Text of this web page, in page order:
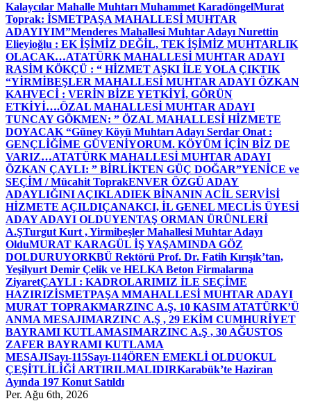
Kalaycılar Mahalle Muhtarı Muhammet KaradöngelMurat
Toprak: İSMETPAŞA MAHALLESİ MUHTAR
ADAYIYIM”Menderes Mahallesi Muhtar Adayı Nurettin
Elieyioğlu : EK İŞİMİZ DEĞİL, TEK İŞİMİZ MUHTARLIK
OLACAK…ATATÜRK MAHALLESİ MUHTAR ADAYI
RASİM KÖKÇÜ : “ HİZMET AŞKI İLE YOLA ÇIKTIK
“YİRMİBEŞLER MAHALLESİ MUHTAR ADAYI ÖZKAN
KAHVECİ : VERİN BİZE YETKİYİ, GÖRÜN
ETKİYİ….ÖZAL MAHALLESİ MUHTAR ADAYI
TUNCAY GÖKMEN: ” ÖZAL MAHALLESİ HİZMETE
DOYACAK “Güney Köyü Muhtarı Adayı Serdar Onat :
GENÇLİĞİME GÜVENİYORUM. KÖYÜM İÇİN BİZ DE
VARIZ…ATATÜRK MAHALLESİ MUHTAR ADAYI
ÖZKAN ÇAYLI: ” BİRLİKTEN GÜÇ DOĞAR”YENİCE ve
SEÇİM / Mücahit ToprakENVER ÖZGÜ ADAY
ADAYLIĞINI AÇIKLADIEK BİNANIN ACİL SERVİSİ
HİZMETE AÇILDIÇANAKCI, İL GENEL MECLİS ÜYESİ
ADAY ADAYI OLDUYENTAŞ ORMAN ÜRÜNLERİ
A.ŞTurgut Kurt , Yirmibeşler Mahallesi Muhtar Adayı
OlduMURAT KARAGÜL İŞ YAŞAMINDA GÖZ
DOLDURUYORKBÜ Rektörü Prof. Dr. Fatih Kırışık’tan,
Yeşilyurt Demir Çelik ve HELKA Beton Firmalarına
ZiyaretÇAYLI : KADROLARIMIZ İLE SEÇİME
HAZIRIZİSMETPAŞA MMAHALLESİ MUHTAR ADAYI
MURAT TOPRAKMARZINC A.Ş, 10 KASIM ATATÜRK’Ü
ANMA MESAJIMARZINC A.Ş , 29 EKİM CUMHURİYET
BAYRAMI KUTLAMASIMARZINC A.Ş , 30 AĞUSTOS
ZAFER BAYRAMI KUTLAMA
MESAJISayı-115Sayı-114ÖREN EMEKLİ OLDUOKUL
ÇEŞİTLİLİĞİ ARTIRILMALIDIRKarabük’te Haziran
Ayında 197 Konut Satıldı
Per. Ağu 6th, 2026